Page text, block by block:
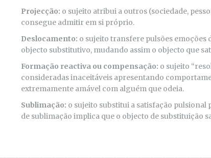
Projecção: o sujeito atribui a outros (sociedade,
consegue admitir em si próprio.
Deslocamento: o sujeito transfere pulsões emoções
objecto substitutivo, mudando assim o objecto que
Formação reactiva ou compensação: o sujeito
consideradas inaceitáveis apresentando
extremamente amável com alguém que odeia.
Sublimação: o sujeito substitui a satisfação pulsional
de sublimação implica que o objecto de substituição